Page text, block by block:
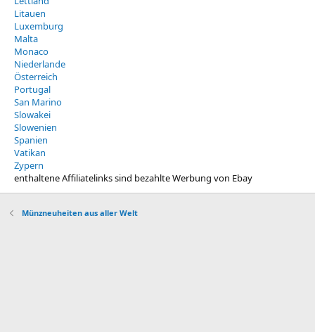
Litauen
Luxemburg
Malta
Monaco
Niederlande
Österreich
Portugal
San Marino
Slowakei
Slowenien
Spanien
Vatikan
Zypern
enthaltene Affiliatelinks sind bezahlte Werbung von Ebay
Münzneuheiten aus aller Welt